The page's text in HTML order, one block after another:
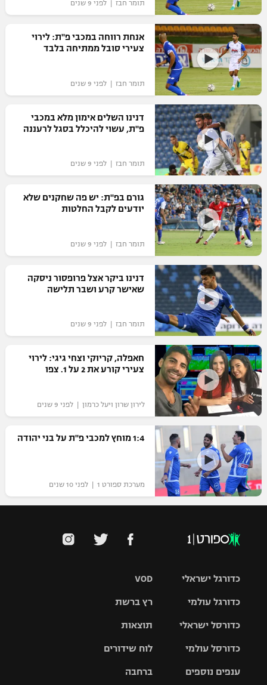
תומר חבז | לפני 9 שנים
אנחת רווחה במכבי פ"ת: לירוי
צעירי סובל ממתיחה בלבד
תומר חבז | לפני 9 שנים
דנינו השלים אימון מלא במכבי
פ"ת, עשוי להיכלל בסגל לרעננה
תומר חבז | לפני 9 שנים
גורם בפ"ת: יש פה שחקנים שלא
יודעים לקבל החלטות
תומר חבז | לפני 9 שנים
דנינו ביקר אצל פרופסור ניסקה
שאישר קרע ושבר תלישה
תומר חבז | לפני 9 שנים
חאפלה, קריוקי וצחי גיגי: לירוי
צעירי קורע את 2 על 1. צפו
לירון שרון ויעל כרמון | לפני 9 שנים
1:4 מוחץ למכבי פ"ת על בני יהודה
מערכת ספורט 1 | לפני 10 שנים
VOD
רץ ברשת
תוצאות
לוח שידורים
ברחבה
כדורגל ישראלי
גביע הטוטו
כדורגל עולמי
האלופות
ליגה
כדורסל ישראלי
סל
כדורסל עולמי
ענפים נוספים